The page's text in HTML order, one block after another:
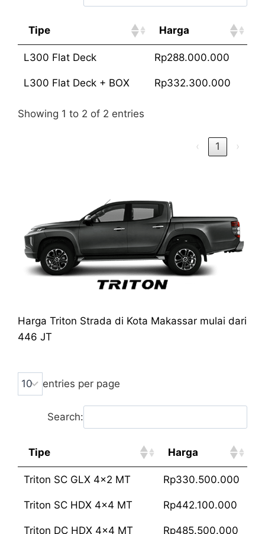
Tipe Harga
L300 Flat Deck Rp288.000.000
L300 Flat Deck + BOX Rp332.300.000
Showing 1 to 2 of 2 entries
‹ 1 ›
Harga Triton Strada di Kota Makassar mulai dari
446 JT
entries per page
Search:
Tipe Harga
Triton SC GLX 4x2 MT Rp330.500.000
Triton SC HDX 4x4 MT Rp442.100.000
Triton DC HDX 4x4 MT Rp485.500.000